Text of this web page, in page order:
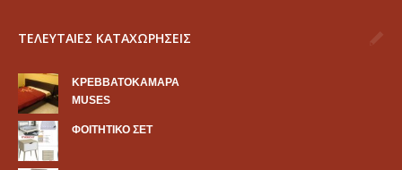
ΤΕΛΕΥΤΑΙΕΣ ΚΑΤΑΧΩΡΗΣΕΙΣ
KΡΕΒΒΑΤΟΚΑΜΑΡΑ
MUSES
ΦΟΙΤΗΤΙΚΟ ΣΕΤ